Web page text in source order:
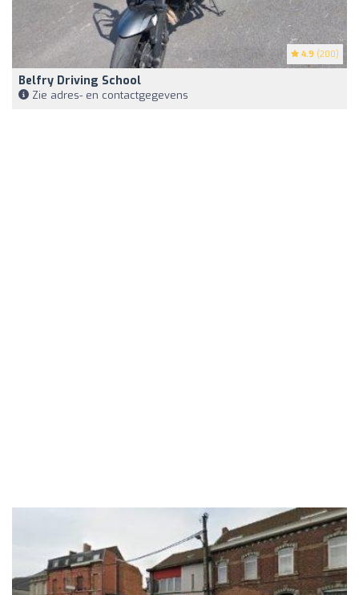
4.9 (200)
Belfry Driving School
Zie adres- en contactgegevens